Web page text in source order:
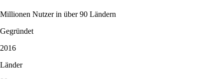
Millionen Nutzer in über 90 Ländern
Gegründet
2016
Länder